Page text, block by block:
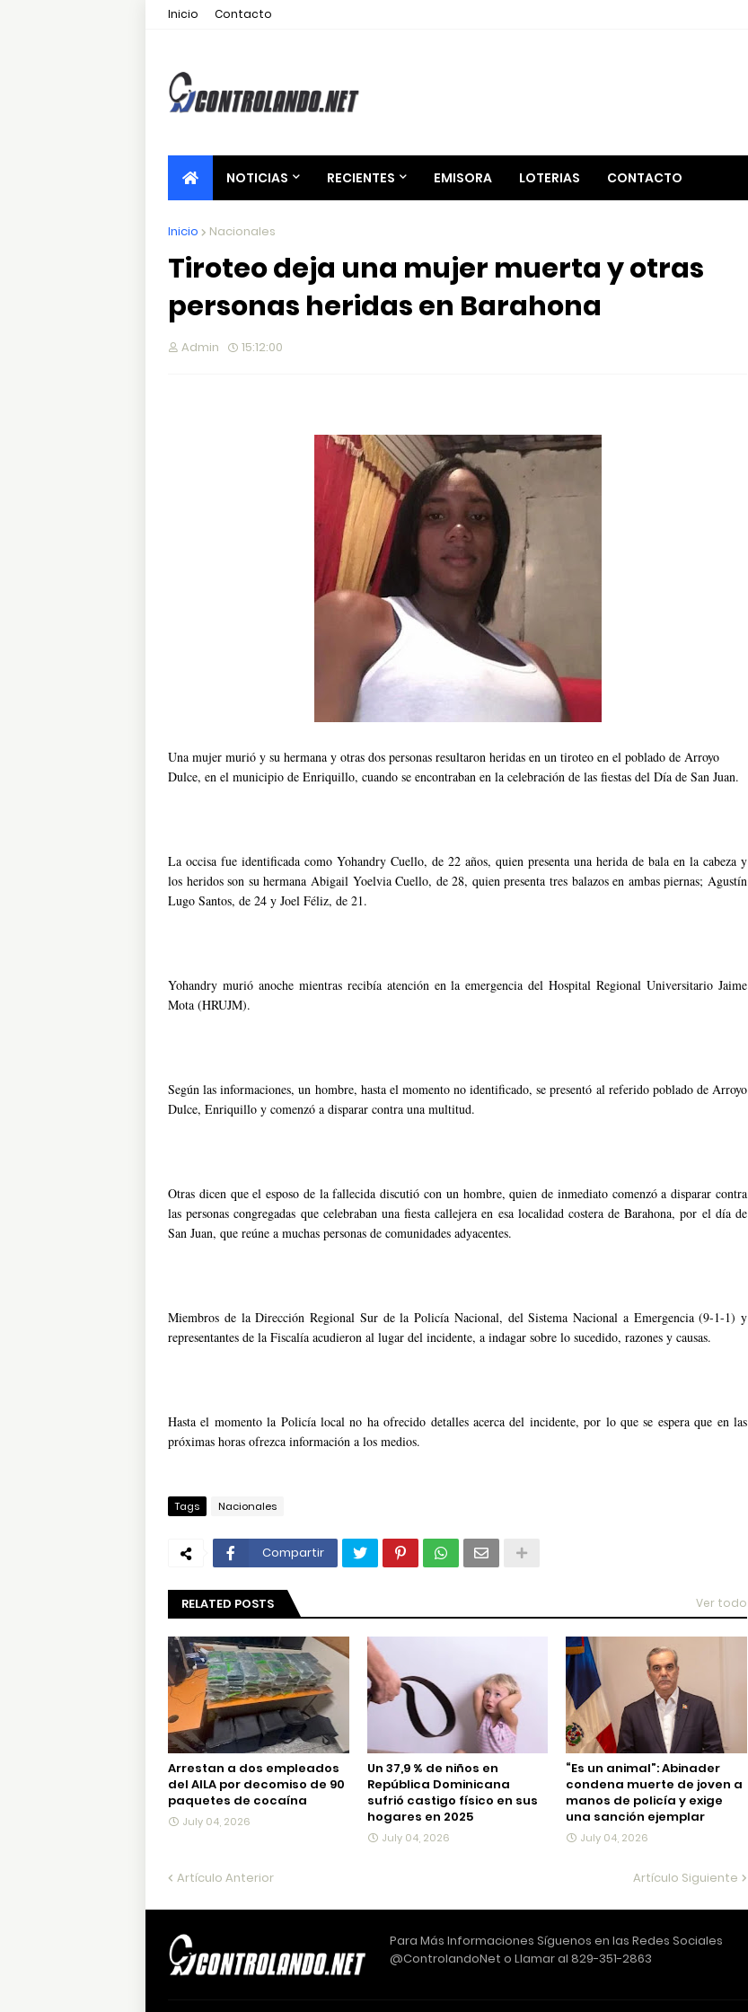
Inicio Contacto
NOTICIAS RECIENTES EMISORA LOTERIAS CONTACTO
Inicio Nacionales
Tiroteo deja una mujer muerta y otras
personas heridas en Barahona
Admin 15:12:00
Una mujer murió y su hermana y otras dos personas resultaron heridas en un tiroteo en el poblado de Arroyo
Dulce, en el municipio de Enriquillo, cuando se encontraban en la celebración de las fiestas del Día de San Juan.
La occisa fue identificada como Yohandry Cuello, de 22 años, quien presenta una herida de bala en la cabeza y
los heridos son su hermana Abigail Yoelvia Cuello, de 28, quien presenta tres balazos en ambas piernas; Agustín
Lugo Santos, de 24 y Joel Féliz, de 21.
Yohandry murió anoche mientras recibía atención en la emergencia del Hospital Regional Universitario Jaime
Mota (HRUJM).
Según las informaciones, un hombre, hasta el momento no identificado, se presentó al referido poblado de Arroyo
Dulce, Enriquillo y comenzó a disparar contra una multitud.
Otras dicen que el esposo de la fallecida discutió con un hombre, quien de inmediato comenzó a disparar contra
las personas congregadas que celebraban una fiesta callejera en esa localidad costera de Barahona, por el día de
San Juan, que reúne a muchas personas de comunidades adyacentes.
Miembros de la Dirección Regional Sur de la Policía Nacional, del Sistema Nacional a Emergencia (9-1-1) y
representantes de la Fiscalía acudieron al lugar del incidente, a indagar sobre lo sucedido, razones y causas.
Hasta el momento la Policía local no ha ofrecido detalles acerca del incidente, por lo que se espera que en las
próximas horas ofrezca información a los medios.
Tags Nacionales
Compartir
RELATED POSTS Ver todo
Arrestan a dos empleados
del AILA por decomiso de 90
paquetes de cocaína
July 04, 2026
Un 37,9 % de niños en
República Dominicana
sufrió castigo físico en sus
hogares en 2025
July 04, 2026
“Es un animal”: Abinader
condena muerte de joven a
manos de policía y exige
una sanción ejemplar
July 04, 2026
Artículo Anterior Artículo Siguiente
Para Más Informaciones Síguenos en las Redes Sociales
@ControlandoNet o Llamar al 829-351-2863